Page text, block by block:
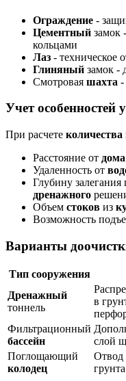
Ограждение -
Цементный замок
кольцами
Лаз - техническое
Глиняный замок -
Смотровая шахта -
Учет особенностей
При расчете количества
Расстояние от дома
Удаленность от
Глубину
дренажного
Объем стоков из
Возможность
Варианты
Тип сооружения
Дренажный
тоннель
в
Фильтрационный
бассейн
слой
Поглощающий
колодец
Отвод
грунта